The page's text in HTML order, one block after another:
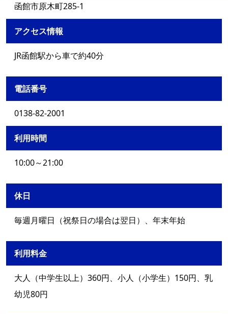
函館市原木町285-1
アクセス情報
JR函館駅から車で約40分
電話番号
0138-82-2001
利用時間
10:00～21:00
休日
毎週月曜日（祝祭日の場合は翌日）、年末年始
利用料金
大人（中学生以上）360円、小人（小学生）150円、乳
幼児80円